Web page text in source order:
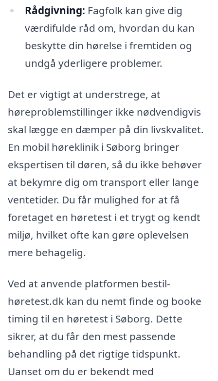
Rådgivning: Fagfolk kan give dig
værdifulde råd om, hvordan du kan
beskytte din hørelse i fremtiden og
undgå yderligere problemer.
Det er vigtigt at understrege, at
høreproblemstillinger ikke nødvendigvis
skal lægge en dæmper på din livskvalitet.
En mobil høreklinik i Søborg bringer
ekspertisen til døren, så du ikke behøver
at bekymre dig om transport eller lange
ventetider. Du får mulighed for at få
foretaget en høretest i et trygt og kendt
miljø, hvilket ofte kan gøre oplevelsen
mere behagelig.
Ved at anvende platformen bestil-
høretest.dk kan du nemt finde og booke
timing til en høretest i Søborg. Dette
sikrer, at du får den mest passende
behandling på det rigtige tidspunkt.
Uanset om du er bekendt med